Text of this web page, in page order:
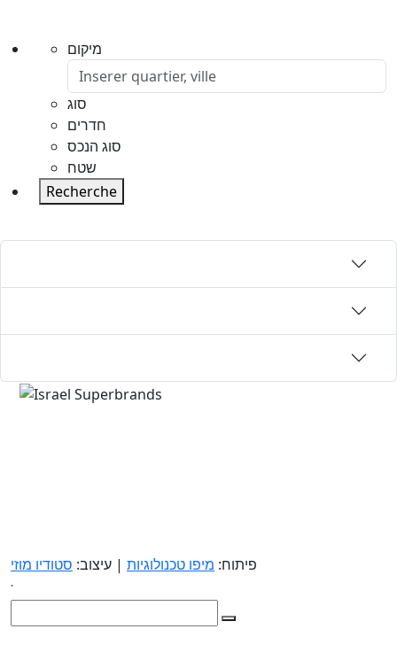
מיקום
סוג
חדרים
סוג הנכס
שטח
Recherche
פיתוח: מיפו טכנולוגיות | עיצוב: סטודיו מוזי
.